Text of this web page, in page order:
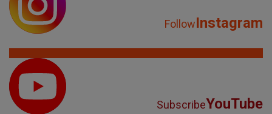
FollowInstagram
SubscribeYouTube